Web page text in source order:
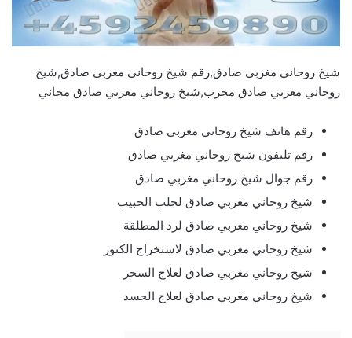
شيخ روحاني مغربي صادق,رقم شيخ روحاني مغربي صادق,شيخ
روحاني مغربي صادق مجرب,شيخ روحاني مغربي صادق مجاني
رقم هاتف شيخ روحاني مغربي صادق
رقم تليفون شيخ روحاني مغربي صادق
رقم جوال شيخ روحاني مغربي صادق
شيخ روحاني مغربي صادق لجلب الحبيب
شيخ روحاني مغربي صادق لرد المطلقة
شيخ روحاني مغربي صادق لاستخراج الكنوز
شيخ روحاني مغربي صادق لعلاج السحر
شيخ روحاني مغربي صادق لعلاج الحسد